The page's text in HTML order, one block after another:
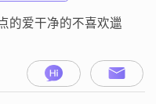
的爱干净的不喜欢邋